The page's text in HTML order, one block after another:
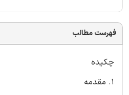
فهرست مطالب
چکیده
1. مقدمه